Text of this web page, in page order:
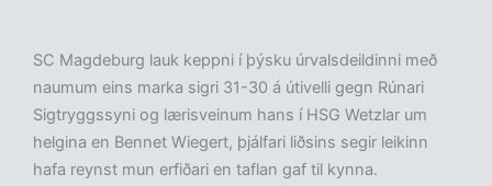
SC Magdeburg lauk keppni í þýsku úrvalsdeildinni með
naumum eins marka sigri 31-30 á útivelli gegn Rúnari
Sigtryggssyni og lærisveinum hans í HSG Wetzlar um
helgina en Bennet Wiegert, þjálfari liðsins segir leikinn
hafa reynst mun erfiðari en taflan gaf til kynna.